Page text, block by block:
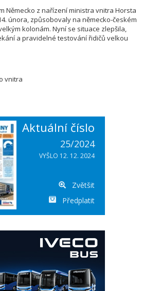
Německo z nařízení ministra vnitra Horsta
února, způsobovaly na německo-českém
kolonám. Nyní se situace zlepšila,
a pravidelné testování řidičů velkou
vnitra
Aktuální číslo
25/2024
VYŠLO 12. 12. 2024
Zvětšit
Předplatit